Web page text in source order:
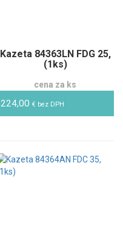
Kazeta 84363LN FDG 25,
(1ks)
cena za ks
224,00 € bez DPH